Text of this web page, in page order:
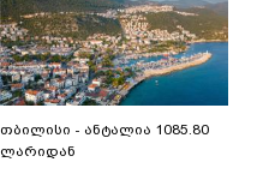
თბილისი - ანტალია 1085.80
ლარიდან